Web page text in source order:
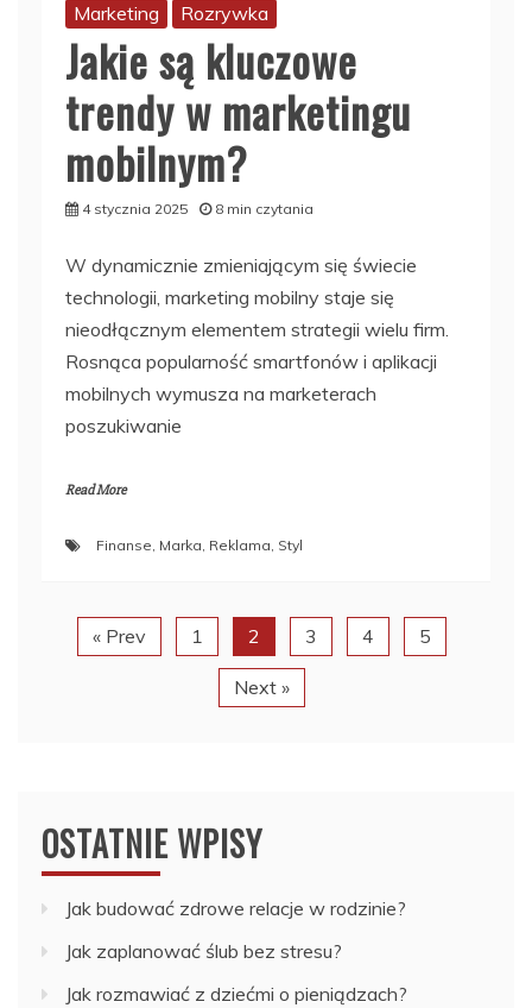
Marketing Rozrywka
Jakie są kluczowe
trendy w marketingu
mobilnym?
4 stycznia 2025 8 min czytania
W dynamicznie zmieniającym się świecie
technologii, marketing mobilny staje się
nieodłącznym elementem strategii wielu firm.
Rosnąca popularność smartfonów i aplikacji
mobilnych wymusza na marketerach
poszukiwanie
Read More
Finanse, Marka, Reklama, Styl
« Prev 1 2 3 4 5
Next »
OSTATNIE WPISY
Jak budować zdrowe relacje w rodzinie?
Jak zaplanować ślub bez stresu?
Jak rozmawiać z dziećmi o pieniądzach?